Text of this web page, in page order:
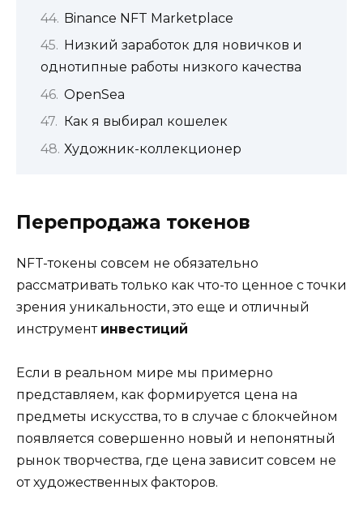
Binance NFT Marketplace
Низкий заработок для новичков и
однотипные работы низкого качества
OpenSea
Как я выбирал кошелек
Художник-коллекционер
Перепродажа токенов
NFT-токены совсем не обязательно
рассматривать только как что-то ценное с точки
зрения уникальности, это еще и отличный
инструмент инвестиций
Если в реальном мире мы примерно
представляем, как формируется цена на
предметы искусства, то в случае с блокчейном
появляется совершенно новый и непонятный
рынок творчества, где цена зависит совсем не
от художественных факторов.